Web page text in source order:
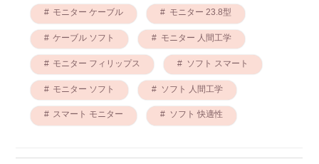
モニター ケーブル モニター 23.8型
ケーブル ソフト モニター 人間工学
モニター フィリップス ソフト スマート
モニター ソフト ソフト 人間工学
スマート モニター ソフト 快適性